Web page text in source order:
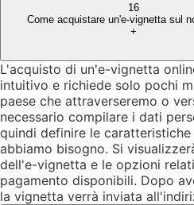
16
Come acquistare un'e-vignetta sul
+
L'acquisto di un'e-vignetta
intuitivo e richiede solo pochi
paese che attraverseremo o
necessario compilare i dati
quindi definire le
abbiamo bisogno. Si
dell'e-vignetta e le opzioni
pagamento disponibili. Dopo
la vignetta verrà inviata